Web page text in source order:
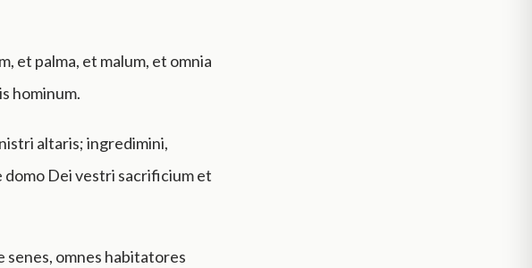
et palma, et malum, et omnia
hominum.
altaris; ingredimini,
domo Dei vestri sacrificium et
omnes habitatores